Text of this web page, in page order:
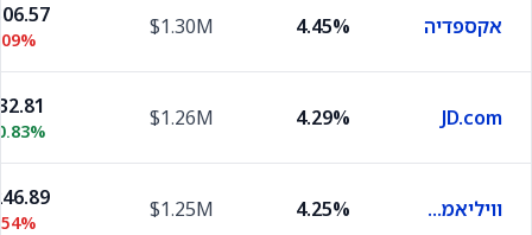
אקספדיה 4.45%
$1.30M
JD.com
4.29%
$1.26M
וויליאמס סונומה 4.25%
$1.25M